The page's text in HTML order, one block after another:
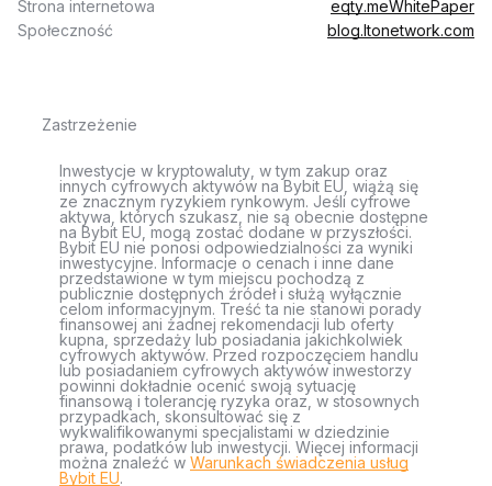
Strona internetowa eqty.meWhitePaper
Społeczność
blog.ltonetwork.com
Zastrzeżenie
Inwestycje w kryptowaluty, w tym zakup oraz
innych cyfrowych aktywów na Bybit EU, wiążą się
ze znacznym ryzykiem rynkowym. Jeśli cyfrowe
aktywa, których szukasz, nie są obecnie dostępne
na Bybit EU, mogą zostać dodane w przyszłości.
Bybit EU nie ponosi odpowiedzialności za wyniki
inwestycyjne. Informacje o cenach i inne dane
przedstawione w tym miejscu pochodzą z
publicznie dostępnych źródeł i służą wyłącznie
celom informacyjnym. Treść ta nie stanowi porady
finansowej ani żadnej rekomendacji lub oferty
kupna, sprzedaży lub posiadania jakichkolwiek
cyfrowych aktywów. Przed rozpoczęciem handlu
lub posiadaniem cyfrowych aktywów inwestorzy
powinni dokładnie ocenić swoją sytuację
finansową i tolerancję ryzyka oraz, w stosownych
przypadkach, skonsultować się z
wykwalifikowanymi specjalistami w dziedzinie
prawa, podatków lub inwestycji. Więcej informacji
można znaleźć w Warunkach świadczenia usług
Bybit EU.